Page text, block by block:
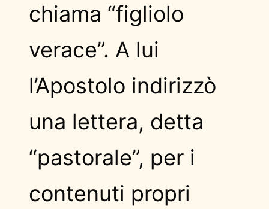
chiama “figliolo
verace”. A lui
l’Apostolo indirizzò
una lettera, detta
“pastorale”, per i
contenuti propri